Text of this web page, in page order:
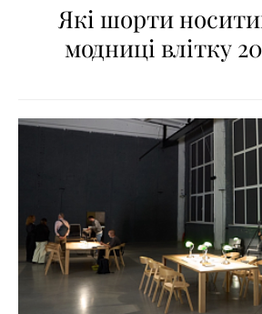
Які шорти
модниці влітку